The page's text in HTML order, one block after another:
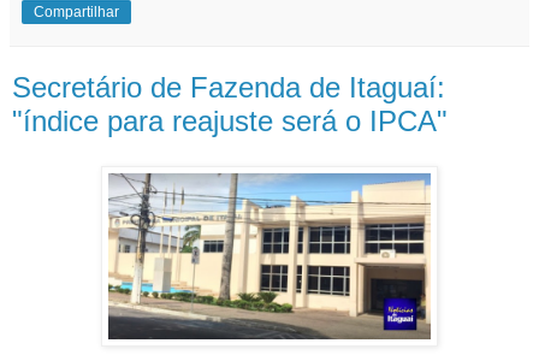
Compartilhar
Secretário de Fazenda de Itaguaí:
"índice para reajuste será o IPCA"